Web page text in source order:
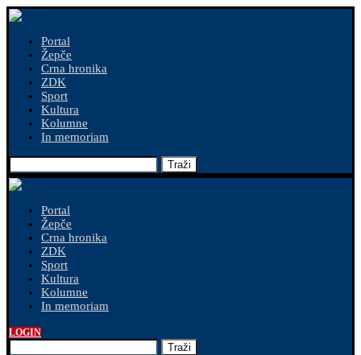
Portal
Žepče
Crna hronika
ZDK
Sport
Kultura
Kolumne
In memoriam
Traži
Portal
Žepče
Crna hronika
ZDK
Sport
Kultura
Kolumne
In memoriam
LOGIN
Traži